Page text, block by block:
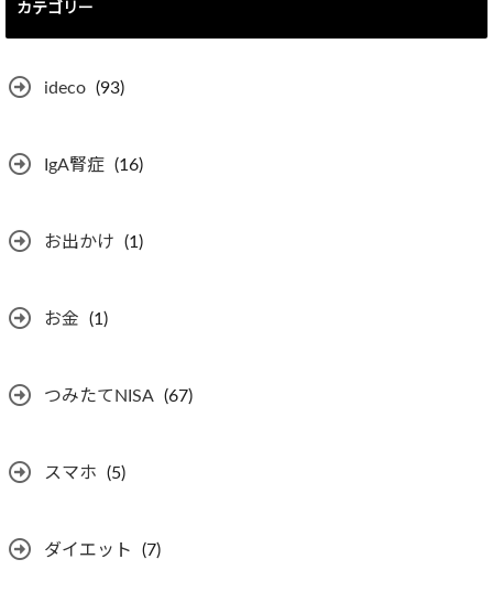
カテゴリー
ideco (93)
IgA腎症 (16)
お出かけ (1)
お金 (1)
つみたてNISA (67)
スマホ (5)
ダイエット (7)